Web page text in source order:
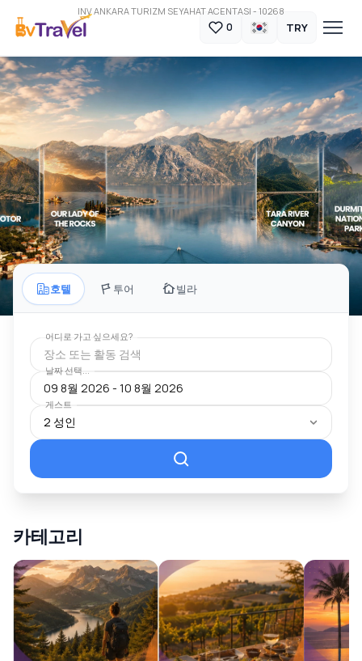
INV ANKARA TURIZM SEYAHAT ACENTASI - 10268
0 TRY
잊을 수 없는 여정
발견되기를 기다리는 여행지
호텔 투어 빌라
어디로 가고 싶으세요?
장소 또는 활동 검색
날짜 선택...
게스트
2 성인
카테고리